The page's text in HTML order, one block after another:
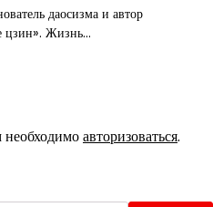
даосизма и автор
цзин». Жизнь…
необходимоавторизоваться.